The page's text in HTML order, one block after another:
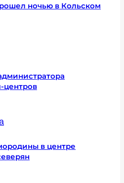
ночью в Кольском
центров
в центре